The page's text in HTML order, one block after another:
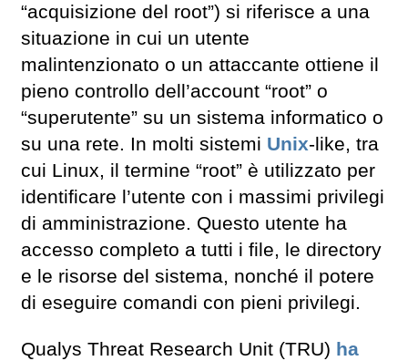
“acquisizione del root”) si riferisce a una
situazione in cui un utente
malintenzionato o un attaccante ottiene il
pieno controllo dell’account “root” o
“superutente” su un sistema informatico o
su una rete. In molti sistemi Unix-like, tra
cui Linux, il termine “root” è utilizzato per
identificare l’utente con i massimi privilegi
di amministrazione. Questo utente ha
accesso completo a tutti i file, le directory
e le risorse del sistema, nonché il potere
di eseguire comandi con pieni privilegi.
Qualys Threat Research Unit (TRU) ha